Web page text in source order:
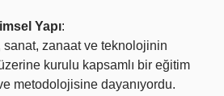
Yapı:
sanat, zanaat ve teknolojinin
kurulu kapsamlı bir eğitim
metodolojisine dayanıyordu.